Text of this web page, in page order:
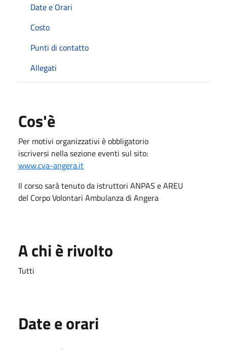
Date e Orari
Costo
Punti di contatto
Allegati
Cos'è
Per motivi organizzativi è obbligatorio
iscriversi nella sezione eventi sul sito:
www.cva-angera.it
Il corso sarà tenuto da istruttori ANPAS e AREU
del Corpo Volontari Ambulanza di Angera
A chi è rivolto
Tutti
Date e orari